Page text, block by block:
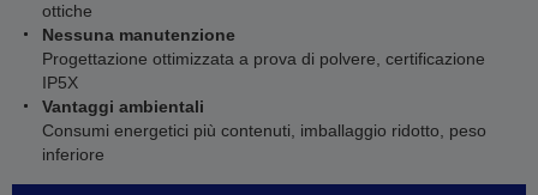
ottiche
Nessuna manutenzione
Progettazione ottimizzata a prova di polvere, certificazione
IP5X
Vantaggi ambientali
Consumi energetici più contenuti, imballaggio ridotto, peso
inferiore